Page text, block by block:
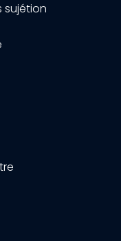
sujétion